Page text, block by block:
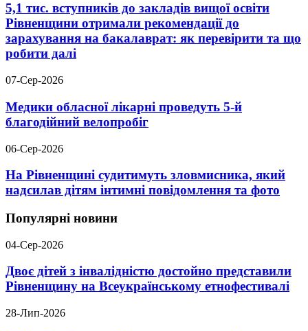
5,1 тис. вступників до закладів вищої освіти
Рівненщини отримали рекомендації до
зарахування на бакалаврат: як перевірити та що
робити далі
07-Сер-2026
Медики обласної лікарні проведуть 5-й
благодійний велопробіг
06-Сер-2026
На Рівненщині судитимуть зловмисника, який
надсилав дітям інтимні повідомлення та фото
Популярні новини
04-Сер-2026
Двоє дітей з інвалідністю достойно представили
Рівненщину на Всеукраїнському етнофестивалі
28-Лип-2026